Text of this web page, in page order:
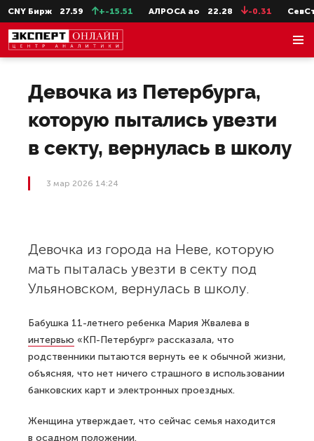
Бирж 27.59 +-15.51 АЛРОСА ао 22.28 -0.31 СевСт-
Девочка из Петербурга,
которую пытались увезти
в секту, вернулась в школу
3 мар 2026 14:24
Девочка из города на Неве, которую
мать пыталась увезти в секту под
Ульяновском, вернулась в школу.
Бабушка 11-летнего ребенка Мария Жвалева в
интервью «КП-Петербург» рассказала, что
родственники пытаются вернуть ее к обычной жизни,
объясняя, что нет ничего страшного в использовании
банковских карт и электронных проездных.
Женщина утверждает, что сейчас семья находится
в осадном положении.